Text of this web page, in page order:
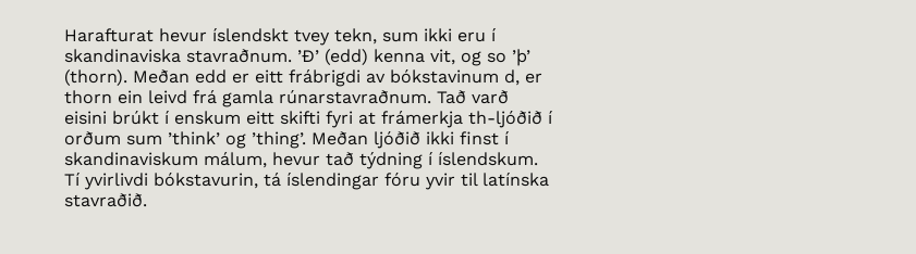
Harafturat hevur íslendskt tvey tekn, sum ikki eru í
skandinaviska stavraðnum. ’Ð’ (edd) kenna vit, og so ’þ’
(thorn). Meðan edd er eitt frábrigdi av bókstavinum d, er
thorn ein leivd frá gamla rúnarstavraðnum. Tað varð
eisini brúkt í enskum eitt skifti fyri at frámerkja th-ljóðið í
orðum sum ’think’ og ’thing’. Meðan ljóðið ikki finst í
skandinaviskum málum, hevur tað týdning í íslendskum.
Tí yvirlivdi bókstavurin, tá íslendingar fóru yvir til latínska
stavraðið.